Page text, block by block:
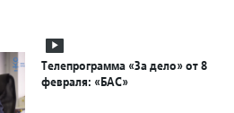
Телепрограмма «За дело» от 8
февраля: «БАС»